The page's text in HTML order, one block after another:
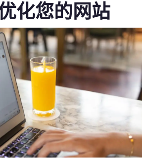
屏
系统
AI 社媒营销
AI 创意素材
AI 评价洞察
三方整合方案
外卖平台整合
资金周转
化您的网站